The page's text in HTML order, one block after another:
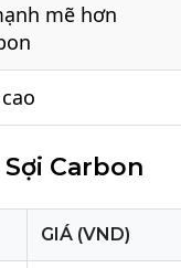
mẽ hơn
Carbon
GIÁ (VND)